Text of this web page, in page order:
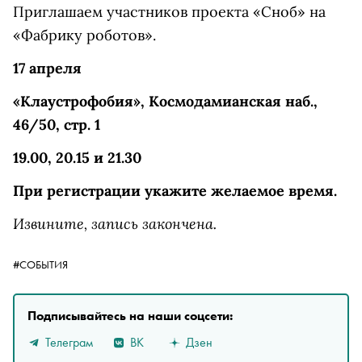
Приглашаем участников проекта «Сноб» на
«Фабрику роботов».
17 апреля
«Клаустрофобия», Космодамианская наб.,
46/50, стр. 1
19.00, 20.15 и 21.30
При регистрации укажите желаемое время.
Извините, запись закончена.
#СОБЫТИЯ
Подписывайтесь на наши соцсети:
Телеграм
ВК Дзен